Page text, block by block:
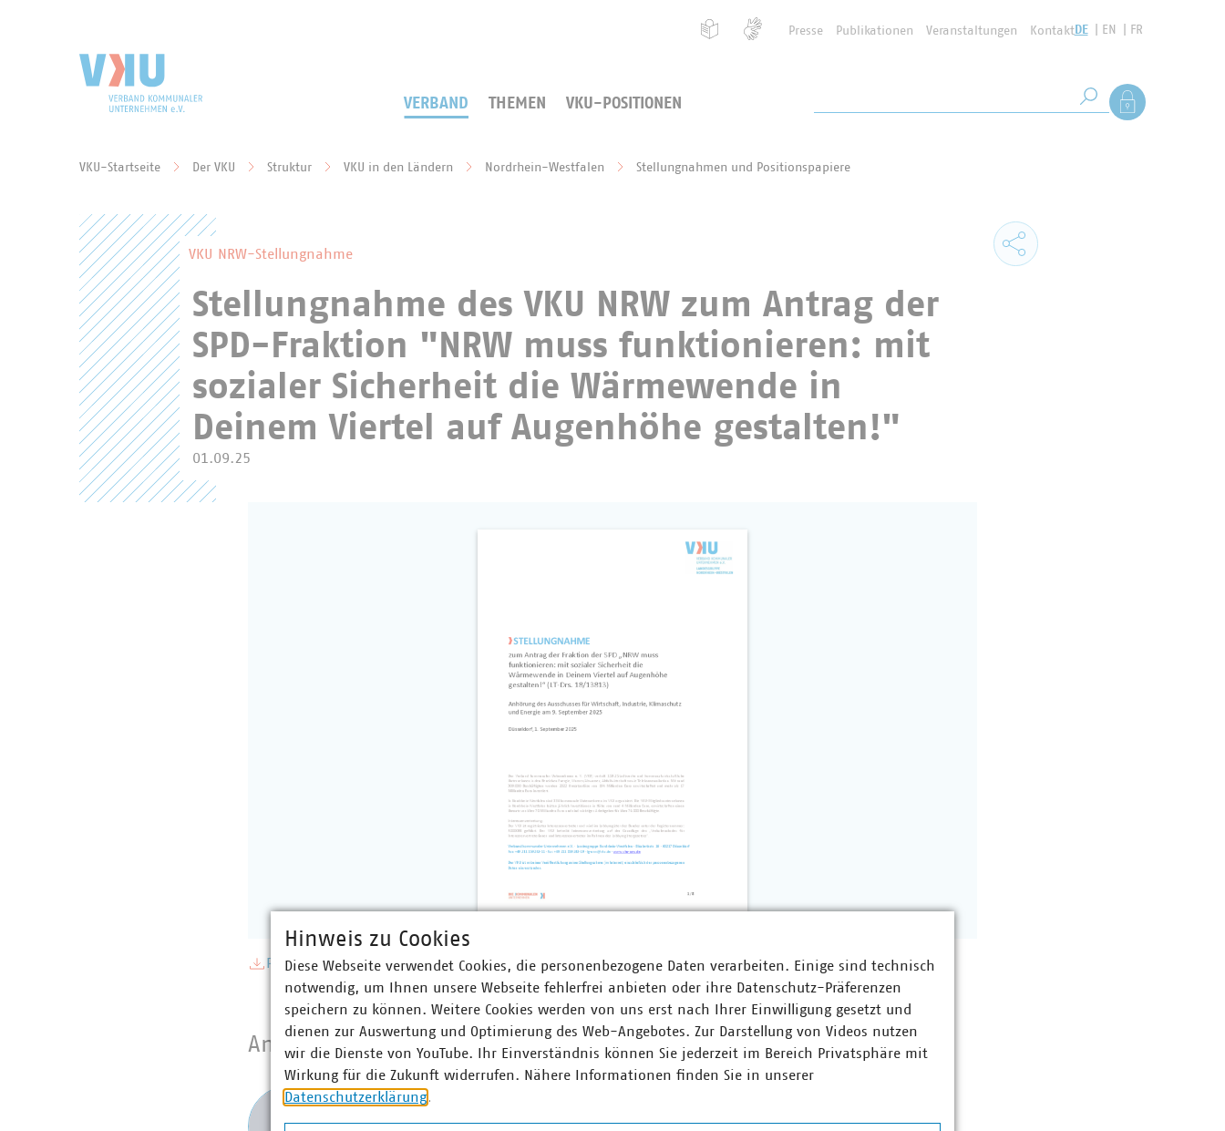
Presse Publikationen Veranstaltungen KontaktDE EN FR
VERBAND THEMEN VKU-POSITIONEN Suche starten
Als Mitglied
VKU-Startseite Der VKU Struktur VKU in den Ländern Nordrhein-Westfalen Stellungnahmen und Positionspapiere
VKU NRW-Stellungnahme
Stellungnahme des VKU NRW zum Antrag der
SPD-Fraktion "NRW muss funktionieren: mit
sozialer Sicherheit die Wärmewende in
Deinem Viertel auf Augenhöhe gestalten!"
01.09.25
PDF Download
Ansprechpartner
Simon Schnepper
Referent
Hinweis zu Cookies
Diese Webseite verwendet Cookies, die personenbezogene Daten verarbeiten. Einige sind technisch
notwendig, um Ihnen unsere Webseite fehlerfrei anbieten oder ihre Datenschutz-Präferenzen
speichern zu können. Weitere Cookies werden von uns erst nach Ihrer Einwilligung gesetzt und
dienen zur Auswertung und Optimierung des Web-Angebotes. Zur Darstellung von Videos nutzen
wir die Dienste von YouTube. Ihr Einverständnis können Sie jederzeit im Bereich Privatsphäre mit
Wirkung für die Zukunft widerrufen. Nähere Informationen finden Sie in unserer
Datenschutzerklärung.